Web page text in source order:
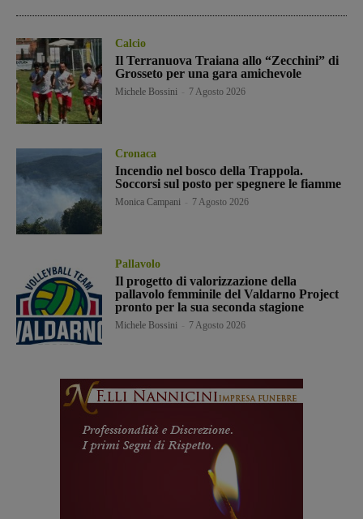
Calcio
Il Terranuova Traiana allo “Zecchini” di
Grosseto per una gara amichevole
Michele Bossini 7 Agosto 2026
Cronaca
Incendio nel bosco della Trappola.
Soccorsi sul posto per spegnere le fiamme
Monica Campani 7 Agosto 2026
Pallavolo
Il progetto di valorizzazione della
pallavolo femminile del Valdarno Project
pronto per la sua seconda stagione
Michele Bossini 7 Agosto 2026